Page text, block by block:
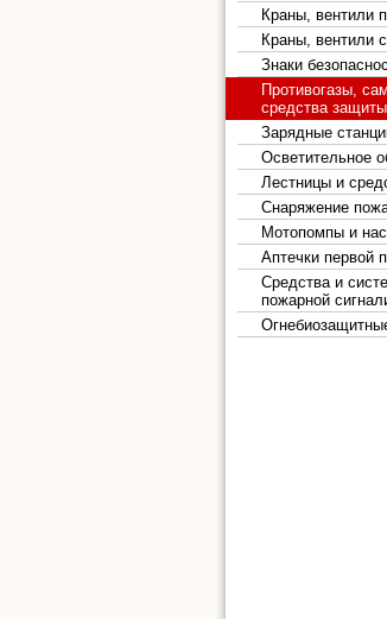
Краны, вентили
Краны, вентили
Знаки
Противогазы,
средства защиты
Зарядные
Осветительное
Лестницы и
Снаряжение
Мотопомпы и
Аптечки первой
Средства и
пожарной